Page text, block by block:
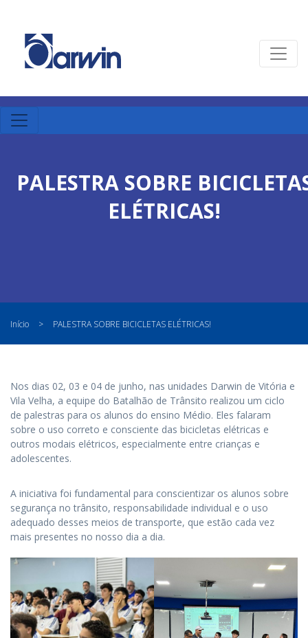
PALESTRA SOBRE
ELÉTRICAS!
Início > PALESTRA SOBRE BICICLETAS ELÉTRICAS!
Nos dias 02, 03 e 04 de junho, nas unidades Darwin de Vitória e
Vila Velha, a equipe do Batalhão de Trânsito realizou um ciclo
de palestras para os alunos do ensino Médio. Eles falaram
sobre o uso correto e consciente das bicicletas elétricas e
outros modais elétricos, especialmente entre crianças e
adolescentes.
A iniciativa foi fundamental para conscientizar os alunos sobre
segurança no trânsito, responsabilidade individual e o uso
adequado desses meios de transporte, que estão cada vez
mais presentes no nosso dia a dia.